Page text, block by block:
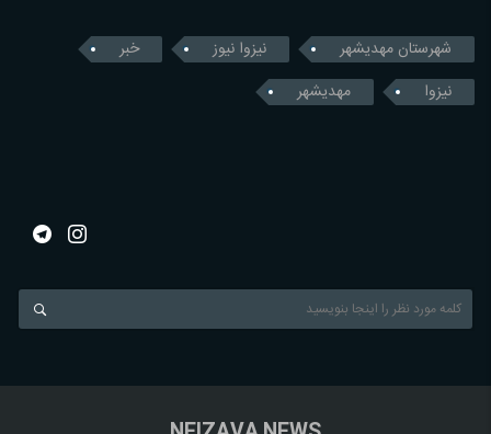
شهرستان مهدیشهر نیزوا نیوز
خبر
نیزوا
مهدیشهر